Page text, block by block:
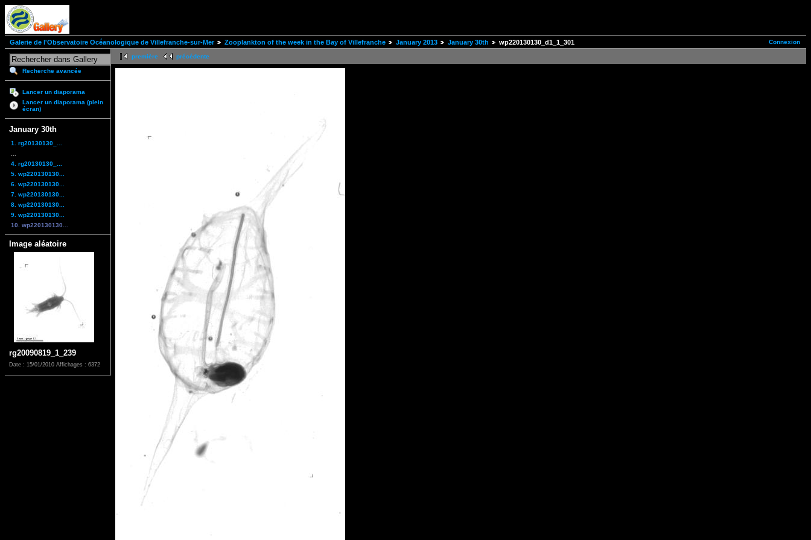
Connexion
Galerie de l'Observatoire Océanologique de Villefranche-sur-Mer Zooplankton of the week in the Bay of Villefranche January 2013 January 30th wp220130130_d1_1_301
Recherche avancée
Lancer un diaporama
Lancer un diaporama (plein
écran)
January 30th
1. rg20130130_...
4. rg20130130_...
5. wp220130130...
6. wp220130130...
7. wp220130130...
8. wp220130130...
9. wp220130130...
10. wp220130130...
Image aléatoire
rg20090819_1_239
Date : 15/01/2010 Affichages : 6372
première précédente